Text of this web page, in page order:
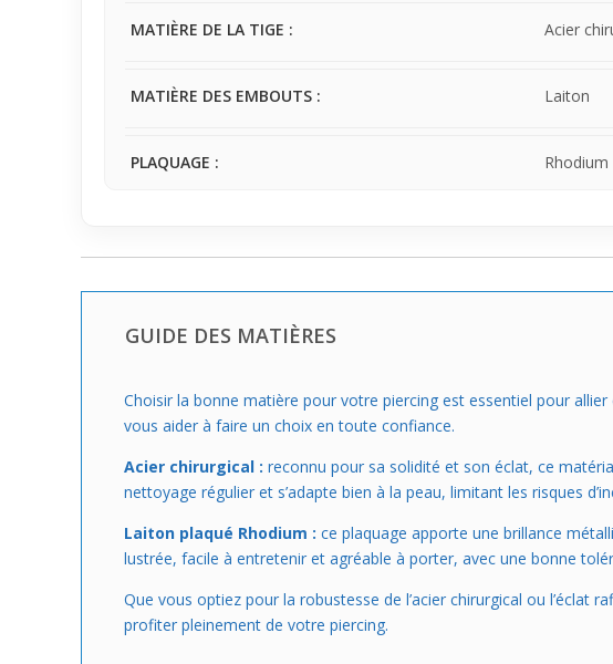
MATIÈRE DE LA TIGE : Acier
MATIÈRE DES EMBOUTS : Laiton
PLAQUAGE : Rhodium
GUIDE DES MATIÈRES
Choisir la bonne matière pour votre piercing est essentiel pour
vous aider à faire un choix en toute confiance.
Acier chirurgical : reconnu pour sa solidité et son éclat, ce
nettoyage régulier et s’adapte bien à la peau, limitant les risques
Laiton plaqué Rhodium : ce plaquage apporte une brillance
lustrée, facile à entretenir et agréable à porter, avec une bonne
Que vous optiez pour la robustesse de l’acier chirurgical ou
profiter pleinement de votre piercing.